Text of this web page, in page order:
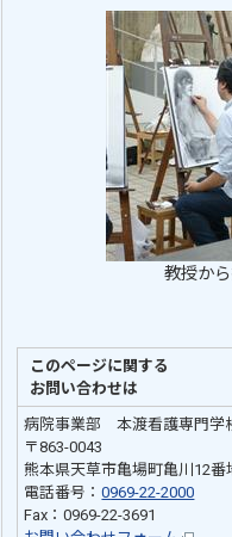
教授か
このページに関する
お問い合わせは
病院事業部 本渡看護専門学
〒863-0043
熊本県天草市亀場町亀川12番
電話番号：0969-22-2000
Fax：0969-22-3691